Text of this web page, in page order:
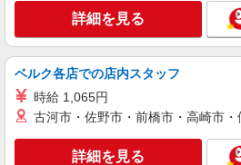
詳細を見る
ベルク各店での店内スタッフ
時給 1,065円
古河市・佐野市・前橋市・高崎市
詳細を見る